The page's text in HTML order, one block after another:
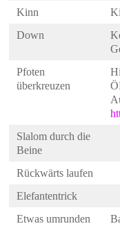
Kinn
Down
Pfoten
überkreuzen
Slalom durch die
Beine
Rückwärts laufen
Elefantentrick
Etwas umrunden